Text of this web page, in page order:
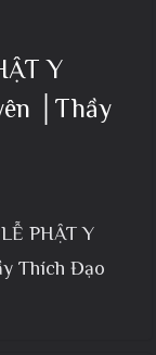
Y
│Thầy
PHẬT Y
Thích Đạo